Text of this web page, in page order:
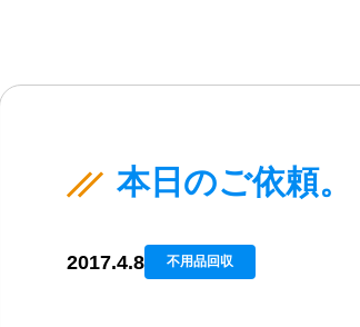
本日のご依頼。
2017.4.8 不用品回収